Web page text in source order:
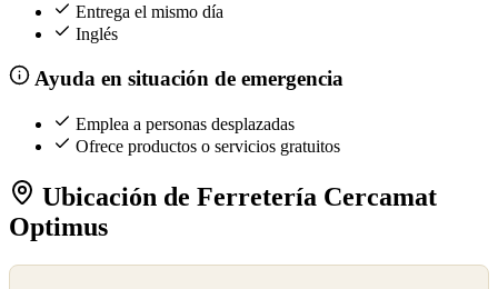
Entrega el mismo día
Inglés
Ayuda en situación de emergencia
Emplea a personas desplazadas
Ofrece productos o servicios gratuitos
Ubicación de Ferretería Cercamat
Optimus